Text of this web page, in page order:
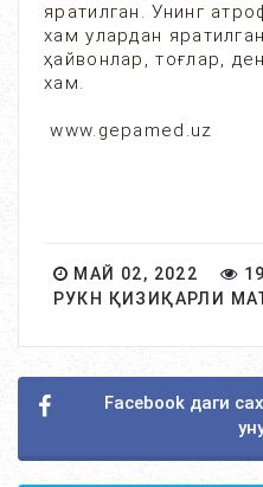
яратилган. Унинг
хам улардан
ҳайвонлар, тоғлар,
хам.
www.gepamed.uz
МАЙ 02, 2022
РУКН ҚИЗИҚАРЛИ
Facebook даги